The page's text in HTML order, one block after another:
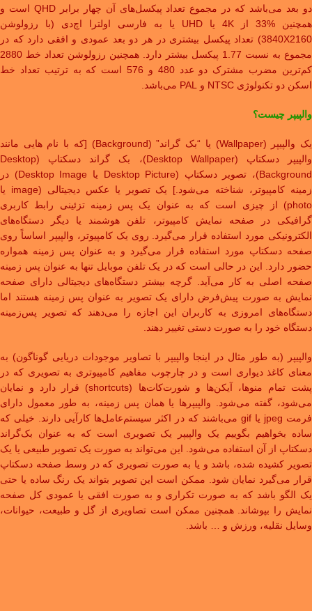
دو بعد می‌باشد که در مجموع تعداد پیکسل‌های آن چهار برابر QHD است و
همچنین %33 از 4K یا UHD یا به فارسی اولترا اچ‌دی (با رزولوشن
3840X2160) تعداد پیکسل بیشتری در هر دو بعد عمودی و افقی دارد که در
مجموع به نسبت 1.77 پیکسل بیشتر دارد. همچنین رزولوشن تعداد خط 2880
کم‌ترین مضرب مشترک دو عدد 480 و 576 است که به ترتیب تعداد خط
اسکن دو تکنولوژی NTSC و PAL می‌باشد.
والپیپر چیست؟
یک والپیپر (Wallpaper) یا “بک گراند” (Background) [که با نام هایی مانند
والپیپر دسکتاپ (Desktop Wallpaper)، بک گراند دسکتاپ (Desktop
Background)، تصویر دسکتاپ (Desktop Picture یا Desktop Image) در
زمینه کامپیوتر، شناخته می‌شود.] یک تصویر یا عکس دیجیتالی (image یا
photo) از چیزی است که به عنوان یک پس زمینه تزئینی رابط کاربری
گرافیکی در صفحه نمایش کامپیوتر، تلفن هوشمند یا دیگر دستگاه‌های
الکترونیکی مورد استفاده قرار می‌گیرد. روی یک کامپیوتر، والپیپر اساساً روی
صفحه دسکتاپ مورد استفاده قرار می‌گیرد و به عنوان پس زمینه همواره
حضور دارد. این در حالی است که در یک تلفن موبایل تنها به عنوان پس زمینه
صفحه اصلی به کار می‌آید. گرچه بیشتر دستگاه‌های دیجیتالی دارای صفحه
نمایش به صورت پیش‌فرض دارای یک تصویر به عنوان پس زمینه هستند اما
دستگاه‌های امروزی به کاربران این اجازه را می‌دهند که تصویر پس‌زمینه
دستگاه خود را به صورت دستی تغییر دهند.
والپیپر (به طور مثال در اینجا والپیپر با تصاویر موجودات دریایی گوناگون) به
معنای کاغذ دیواری است و در چارچوب مفاهیم کامپیوتری به تصویری که در
پشت تمام منوها، آیکن‌ها و شورت‌کات‌ها (shortcuts) قرار دارد و نمایان
می‌شود، گفته می‌شود. والپیپرها یا همان پس زمینه، به طور معمول دارای
فرمت jpeg یا gif می‌باشند که در اکثر سیستم‌عامل‌ها کارآیی دارند. خیلی که
ساده بخواهیم بگوییم یک والپیپر یک تصویری است که به عنوان بک‌گراند
دسکتاپ از آن استفاده می‌شود. این می‌تواند به صورت یک تصویر طبیعی یا یک
تصویر کشیده شده، باشد و یا به صورت تصویری که در وسط صفحه دسکتاپ
قرار می‌گیرد نمایان شود. ممکن است این تصویر بتواند یک رنگ ساده یا حتی
یک الگو باشد که به صورت تکراری و به صورت افقی یا عمودی کل صفحه
نمایش را بپوشاند. همچنین ممکن است تصاویری از گل و طبیعت، حیوانات،
وسایل نقلیه، ورزش و … باشد.